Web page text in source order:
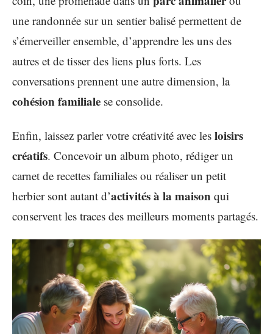
une randonnée sur un sentier balisé permettent de
s’émerveiller ensemble, d’apprendre les uns des
autres et de tisser des liens plus forts. Les
conversations prennent une autre dimension, la
cohésion familiale se consolide.
Enfin, laissez parler votre créativité avec les loisirs
créatifs. Concevoir un album photo, rédiger un
carnet de recettes familiales ou réaliser un petit
herbier sont autant d’activités à la maison qui
conservent les traces des meilleurs moments partagés.